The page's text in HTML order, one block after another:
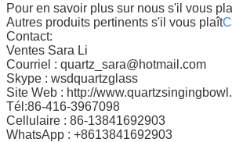
Pour en savoir plus sur nous s'il vous
Autres produits pertinents s'il vous plaît
Contact:
Ventes Sara Li
Courriel : quartz_sara@hotmail.com
Skype : wsdquartzglass
Site Web : http://
Tél:86-416-3967098
Cellulaire : 86-13841692903
WhatsApp : +8613841692903